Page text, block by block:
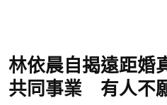
林依晨自揭遠距婚
共同事業 有人不